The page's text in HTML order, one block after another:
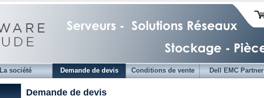
La société Demande de devis Conditions de vente Dell EMC Partner
Demande de devis